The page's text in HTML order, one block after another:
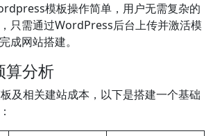
模板操作简单，用户无需复杂的
只需通过WordPress后台上传并激活模
成网站搭建。
算分析
及相关建站成本，以下是搭建一个基础